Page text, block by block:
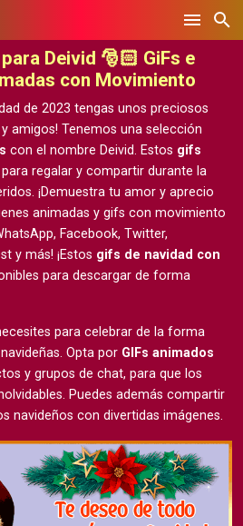
Deivid 🎅🏻 GiFs e
con Movimiento
de 2023 tengas unos preciosos
amigos! Tenemos una selección
con el nombre Deivid. Estos gifs
regalar y compartir durante la
¡Demuestra tu amor y aprecio
animadas y gifs con movimiento
Facebook, Twitter,
y más! ¡Estos gifs de navidad con
para descargar de forma
para celebrar de la forma
Opta por GIFs animados
y grupos de chat, para que los
Puedes además compartir
navideños con divertidas imágenes.